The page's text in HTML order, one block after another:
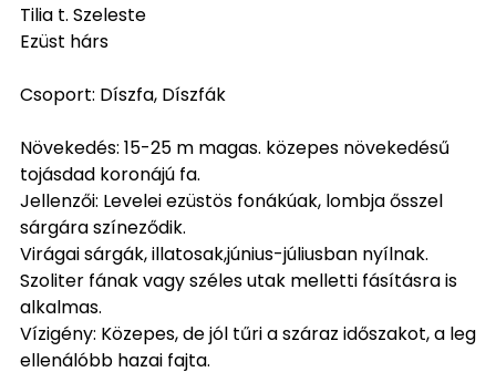
Tilia t. Szeleste
Ezüst hárs
Csoport: Díszfa, Díszfák
Növekedés: 15-25 m magas. közepes növekedésű
tojásdad koronájú fa.
Jellenzői: Levelei ezüstös fonákúak, lombja ősszel
sárgára színeződik.
Virágai sárgák, illatosak,június-júliusban nyílnak.
Szoliter fának vagy széles utak melletti fásításra is
alkalmas.
Vízigény: Közepes, de jól tűri a száraz időszakot, a leg
ellenálóbb hazai fajta.